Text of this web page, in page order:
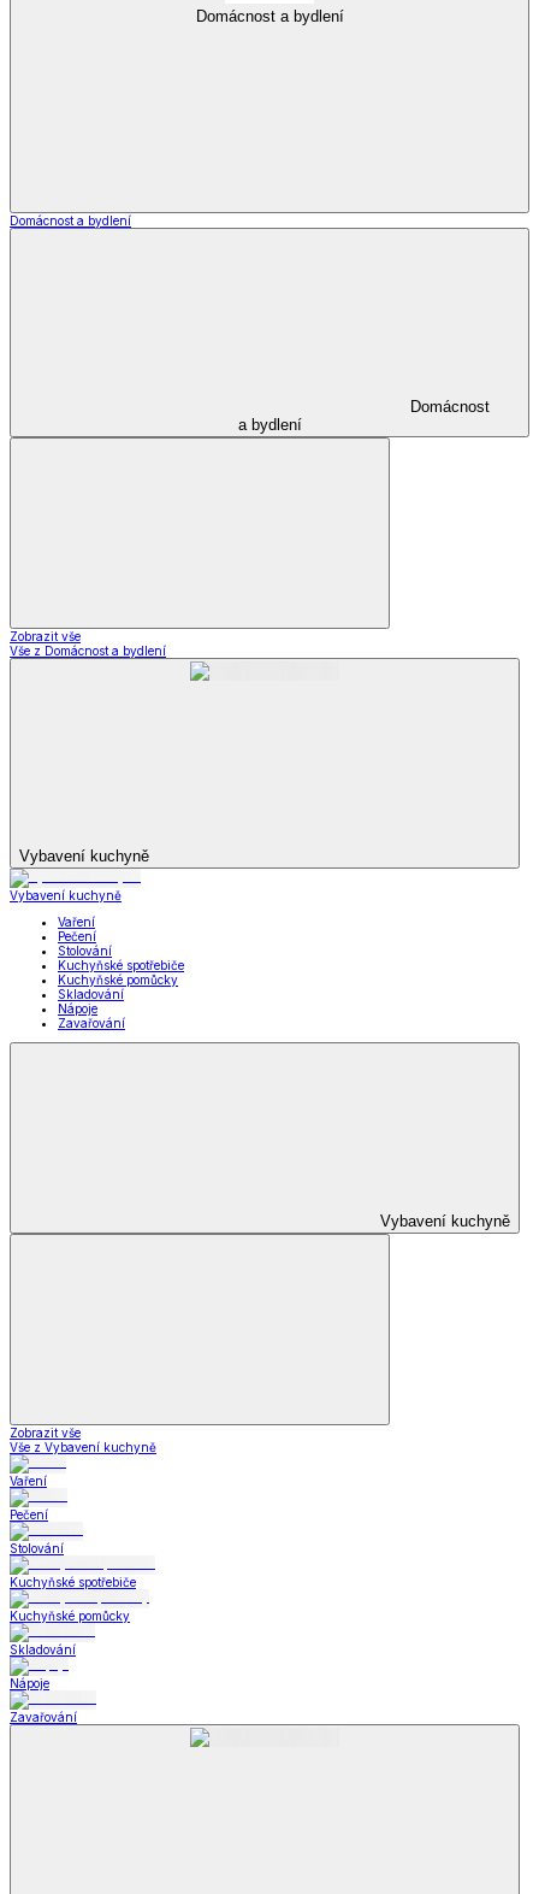
Domácnost a bydlení
Domácnost a bydlení
Domácnost
a bydlení
Zobrazit vše
Vše z Domácnost a bydlení
Vybavení kuchyně
Vybavení kuchyně
Vaření
Pečení
Stolování
Kuchyňské spotřebiče
Kuchyňské pomůcky
Skladování
Nápoje
Zavařování
Vybavení kuchyně
Zobrazit vše
Vše z Vybavení kuchyně
Vaření
Pečení
Stolování
Kuchyňské spotřebiče
Kuchyňské pomůcky
Skladování
Nápoje
Zavařování